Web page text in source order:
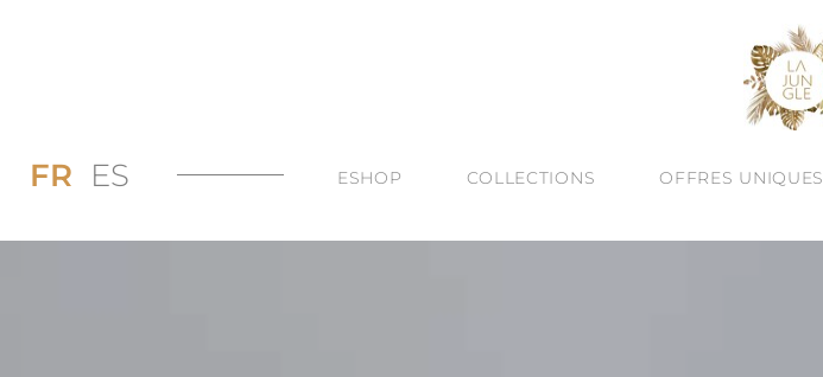
FR ES ESHOP
PROMOS JUSQU’À -60%
COLLECTIONS
DIVINE ESSENCE : NOUVEAUTÉ
OFFRES UNIQUES
CRÉATION